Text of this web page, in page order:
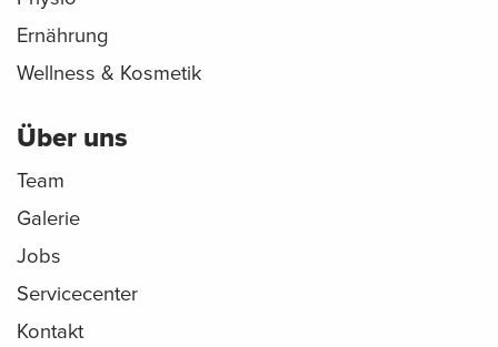
Ernährung
Wellness & Kosmetik
Über uns
Team
Galerie
Jobs
Servicecenter
Kontakt